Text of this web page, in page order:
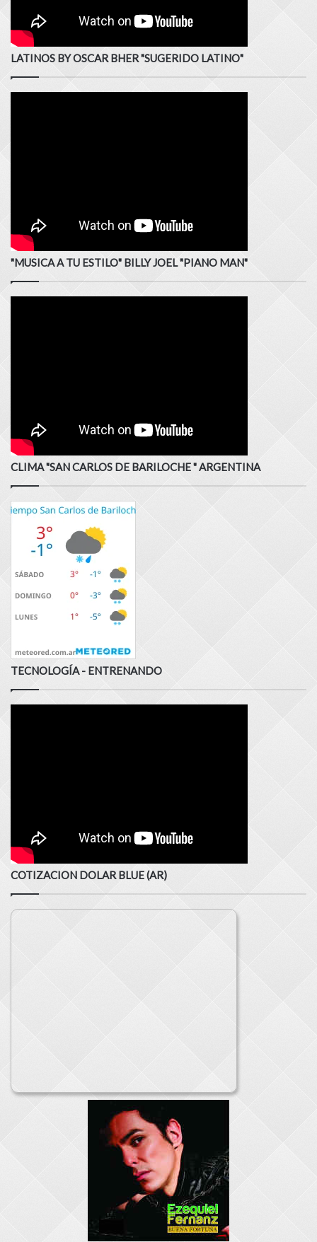
LATINOS BY OSCAR BHER "SUGERIDO LATINO"
"MUSICA A TU ESTILO" BILLY JOEL "PIANO MAN"
CLIMA "SAN CARLOS DE BARILOCHE " ARGENTINA
TECNOLOGÍA - ENTRENANDO
COTIZACION DOLAR BLUE (AR)